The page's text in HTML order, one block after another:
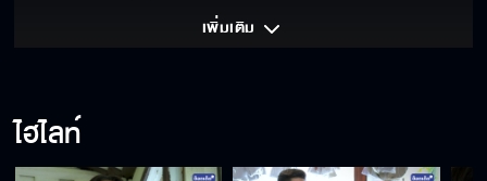
ไปทำงานให้ดีก่อน ค่อยมาหวังสมบัติ
เพิ่มเติม
ไฮไลท์